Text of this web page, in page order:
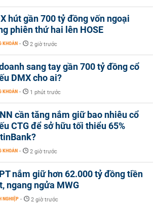
hút gần 700 tỷ đồng vốn ngoại
phiên thứ hai lên HOSE
KHOÁN - 2 giờ trước
sang tay gần 700 tỷ đồng cổ
DMX cho ai?
KHOÁN - 1 phút trước
cần tăng nắm giữ bao nhiêu cổ
CTG để sở hữu tối thiểu 65%
KHOÁN - 2 giờ trước
nắm giữ hơn 62.000 tỷ đồng tiền
ngang ngửa MWG
NGHIỆP - 2 giờ trước